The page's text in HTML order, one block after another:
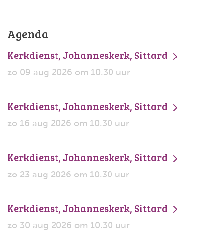
Agenda
Kerkdienst, Johanneskerk, Sittard
zo 09 aug 2026 om 10.30 uur
Kerkdienst, Johanneskerk, Sittard
zo 16 aug 2026 om 10.30 uur
Kerkdienst, Johanneskerk, Sittard
zo 23 aug 2026 om 10.30 uur
Kerkdienst, Johanneskerk, Sittard
zo 30 aug 2026 om 10.30 uur